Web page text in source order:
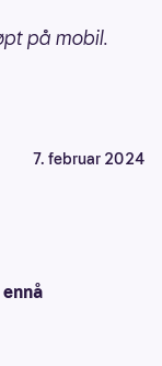
på mobil.
7. februar 2024